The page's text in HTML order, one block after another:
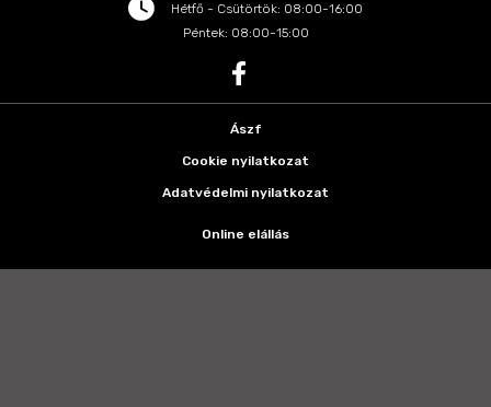
Hétfő - Csütörtök: 08:00-16:00
Péntek: 08:00-15:00
Ászf
Cookie nyilatkozat
Adatvédelmi nyilatkozat
Online elállás